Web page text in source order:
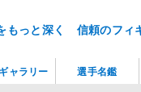
もっと深く 信頼のフィ
ャラリー 選手名鑑